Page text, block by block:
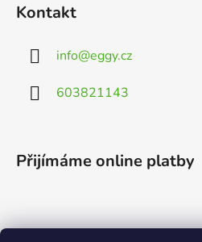
Kontakt
info@eggy.cz
603821143
Přijímáme online platby